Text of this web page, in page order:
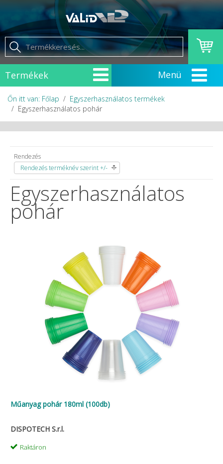
Termékek
Őn itt van: Főlap
Egyszerhasználatos termékek
Egyszerhasználatos pohár
Rendezés
Rendezés terméknév szerint +/-
Egyszerhasználatos
pohár
Műanyag pohár 180ml (100db)
DISPOTECH S.r.l.
Raktáron